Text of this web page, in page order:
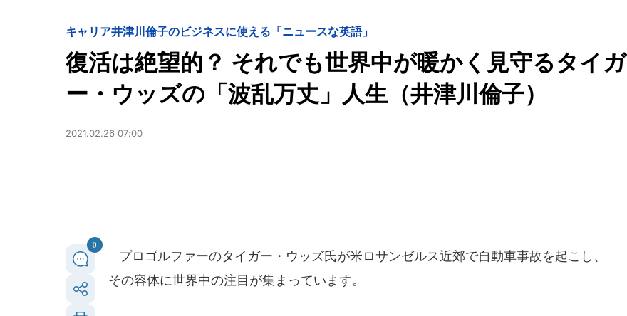
キャリア井津川倫子のビジネスに使える「ニュースな英語」
復活は絶望的？ それでも世界中が暖かく見守るタイガ
ー・ウッズの「波乱万丈」人生（井津川倫子）
2021.02.26 07:00
0
プロゴルファーのタイガー・ウッズ氏が米ロサンゼルス近郊で自動車事故を起こし、
その容体に世界中の注目が集まっています。